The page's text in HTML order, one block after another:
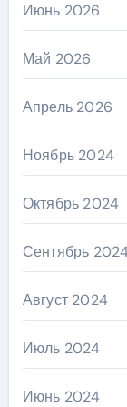
Июнь 2026
Май 2026
Апрель 2026
Ноябрь 2024
Октябрь 2024
Сентябрь 2024
Август 2024
Июль 2024
Июнь 2024